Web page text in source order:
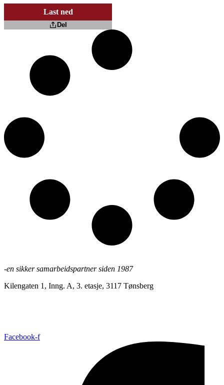
Last ned
Del
-en sikker samarbeidspartner siden 1987
Kilengaten 1, Inng. A, 3. etasje, 3117 Tønsberg
Facebook-f